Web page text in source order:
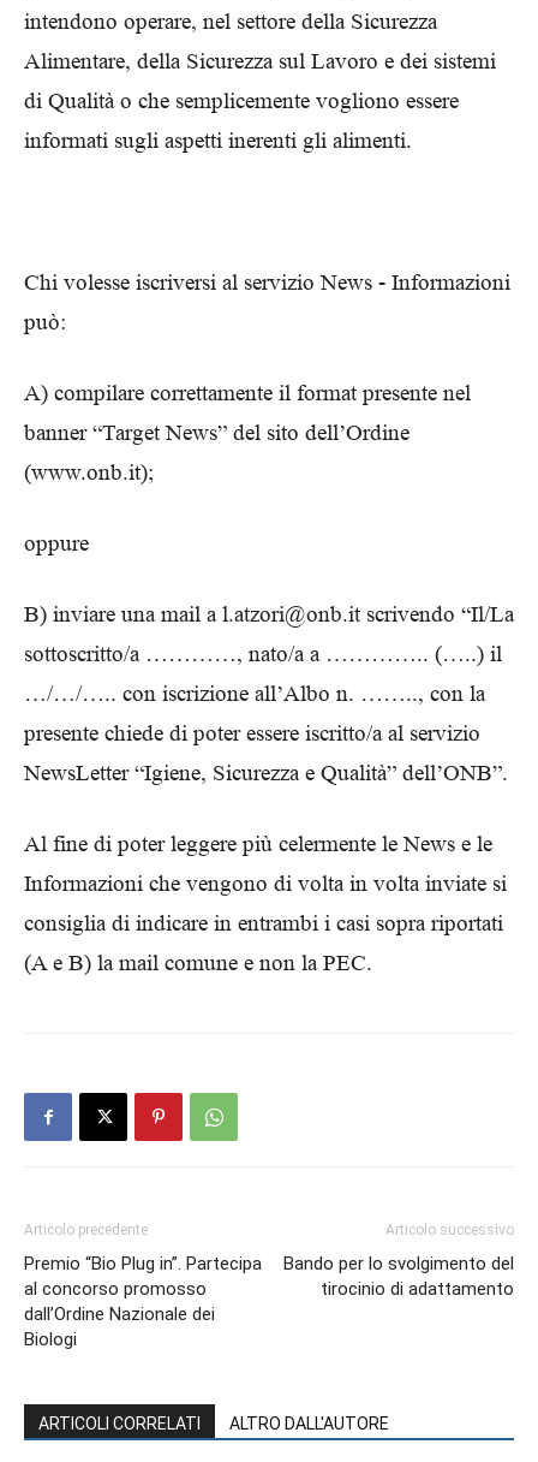
intendono operare, nel settore della Sicurezza
Alimentare, della Sicurezza sul Lavoro e dei sistemi
di Qualità o che semplicemente vogliono essere
informati sugli aspetti inerenti gli alimenti.
Chi volesse iscriversi al servizio News -­ Informazioni
può:
A) compilare correttamente il format presente nel
banner “Target News” del sito dell’Ordine
(www.onb.it);
oppure
B) inviare una mail a l.atzori@onb.it scrivendo “Il/La
sottoscritto/a …………, nato/a a ………….. (…..) il
…/…/….. con iscrizione all’Albo n. …….., con la
presente chiede di poter essere iscritto/a al servizio
NewsLetter “Igiene, Sicurezza e Qualità” dell’ONB”.
Al fine di poter leggere più celermente le News e le
Informazioni che vengono di volta in volta inviate si
consiglia di indicare in entrambi i casi sopra riportati
(A e B) la mail comune e non la PEC.
Articolo precedente
Premio “Bio Plug in”. Partecipa
al concorso promosso
dall’Ordine Nazionale dei
Biologi
Articolo successivo
Bando per lo svolgimento del
tirocinio di adattamento
ARTICOLI CORRELATI ALTRO DALL'AUTORE